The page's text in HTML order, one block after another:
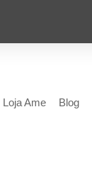
Loja Ame Blog